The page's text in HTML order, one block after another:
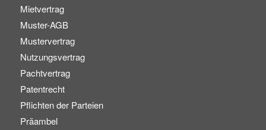
Mietvertrag
Muster-AGB
Mustervertrag
Nutzungsvertrag
Pachtvertrag
Patentrecht
Pflichten der Parteien
Präambel